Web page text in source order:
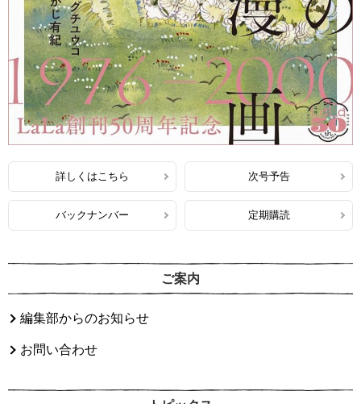
詳しくはこちら 次号予告
バックナンバー 定期購読
ご案内
編集部からのお知らせ
お問い合わせ